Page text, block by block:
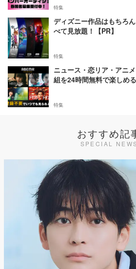
特集
ディズニー作品はもちろ
べて見放題！【PR】
特集
ニュース・恋リア・アニ
組を24時間無料で楽しめる
特集
おすすめ記
SPECIAL